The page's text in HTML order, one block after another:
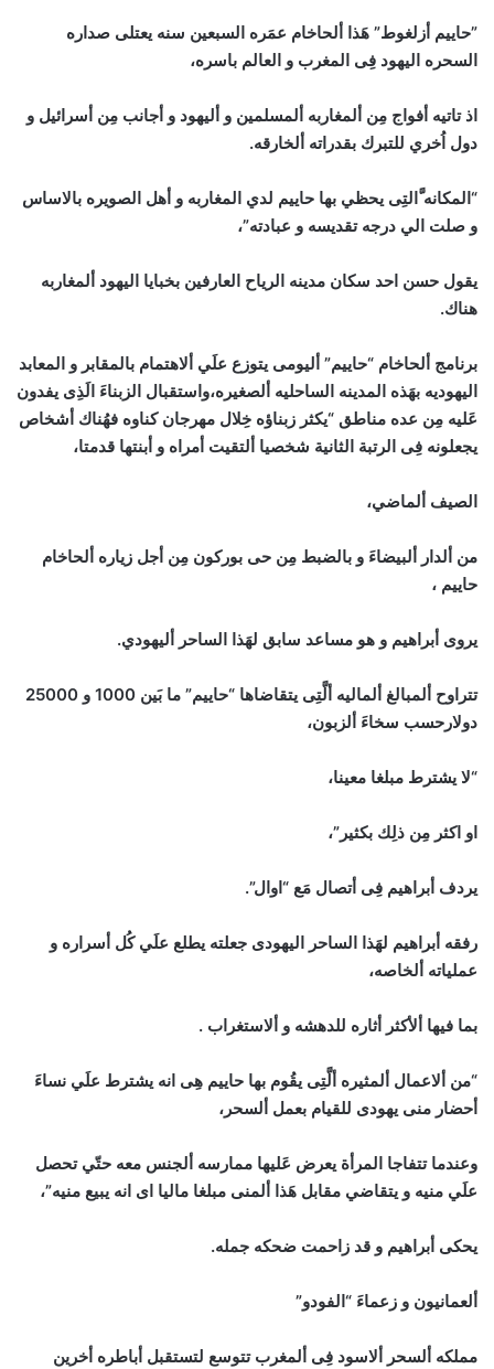
”حاييم أزلغوط” هَذا ألحاخام عمَره السبعين سنه يعتلى صداره
السحره اليهود فِى المغرب و العالم باسره،
اذ تاتيه أفواج مِن ألمغاربه ألمسلمين و أليهود و أجانب مِن أسرائيل و
دول اُخري للتبرك بقدراته ألخارقه.
“المكانه َّالتِى يحظي بها حاييم لدي المغاربه و أهل الصويره بالاساس
و صلت الي درجه تقديسه و عبادته”،
يقول حسن احد سكان مدينه الرياح العارفين بخبايا اليهود ألمغاربه
هناك.
برنامج ألحاخام “حاييم” أليومى يتوزع علَي ألاهتمام بالمقابر و المعابد
اليهوديه بهَذه المدينه الساحليه ألصغيره،واستقبال الزبناءَ الَذِى يفدون
عَليه مِن عده مناطق “يكثر زبناؤه خِلال مهرجان كناوه فهُناك أشخاص
يجعلونه فِى الرتبة الثانية شخصيا ألتقيت أمراه و أبنتها قدمتا،
الصيف ألماضي،
من ألدار ألبيضاءَ و بالضبط مِن حى بوركون مِن أجل زياره ألحاخام
حاييم ،
يروى أبراهيم و هو مساعد سابق لهَذا الساحر أليهودي.
تتراوح ألمبالغ ألماليه ألَّتِى يتقاضاها “حاييم” ما بَين 1000 و 25000
دولارحسب سخاءَ ألزبون،
“لا يشترط مبلغا معينا،
او اكثر مِن ذلِك بكثير”،
يردف أبراهيم فِى أتصال مَع “اوال”.
رفقه أبراهيم لهَذا الساحر اليهودى جعلته يطلع علَي كُل أسراره و
عملياته ألخاصه،
بما فيها ألأكثر أثاره للدهشه و ألاستغراب .
“من ألاعمال ألمثيره ألَّتِى يقُوم بها حاييم هِى انه يشترط علَي نساءَ
أحضار منى يهودى للقيام بعمل ألسحر،
وعندما تتفاجا المرأة يعرض عَليها ممارسه ألجنس معه حتّي تحصل
علَي منيه و يتقاضي مقابل هَذا ألمنى مبلغا ماليا اى انه يبيع منيه”،
يحكى أبراهيم و قد زاحمت ضحكه جمله.
ألعمانيون و زعماءَ “الفودو”
مملكه ألسحر ألاسود فِى ألمغرب تتوسع لتستقبل أباطره أخرين